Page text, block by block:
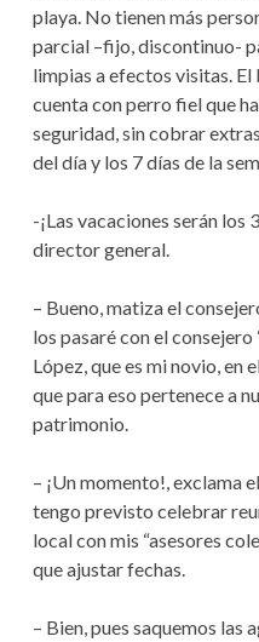
playa. No tienen más
parcial –fijo, discontinuo-
limpias a efectos visitas.
cuenta con perro fiel que
seguridad, sin cobrar
del día y los 7 días de la
-¡Las vacaciones serán
director general.
– Bueno, matiza el
los pasaré con el consejero
López, que es mi novio, en
que para eso pertenece a
patrimonio.
– ¡Un momento!, exclama
tengo previsto celebrar
local con mis “asesores
que ajustar fechas.
– Bien, pues saquemos las